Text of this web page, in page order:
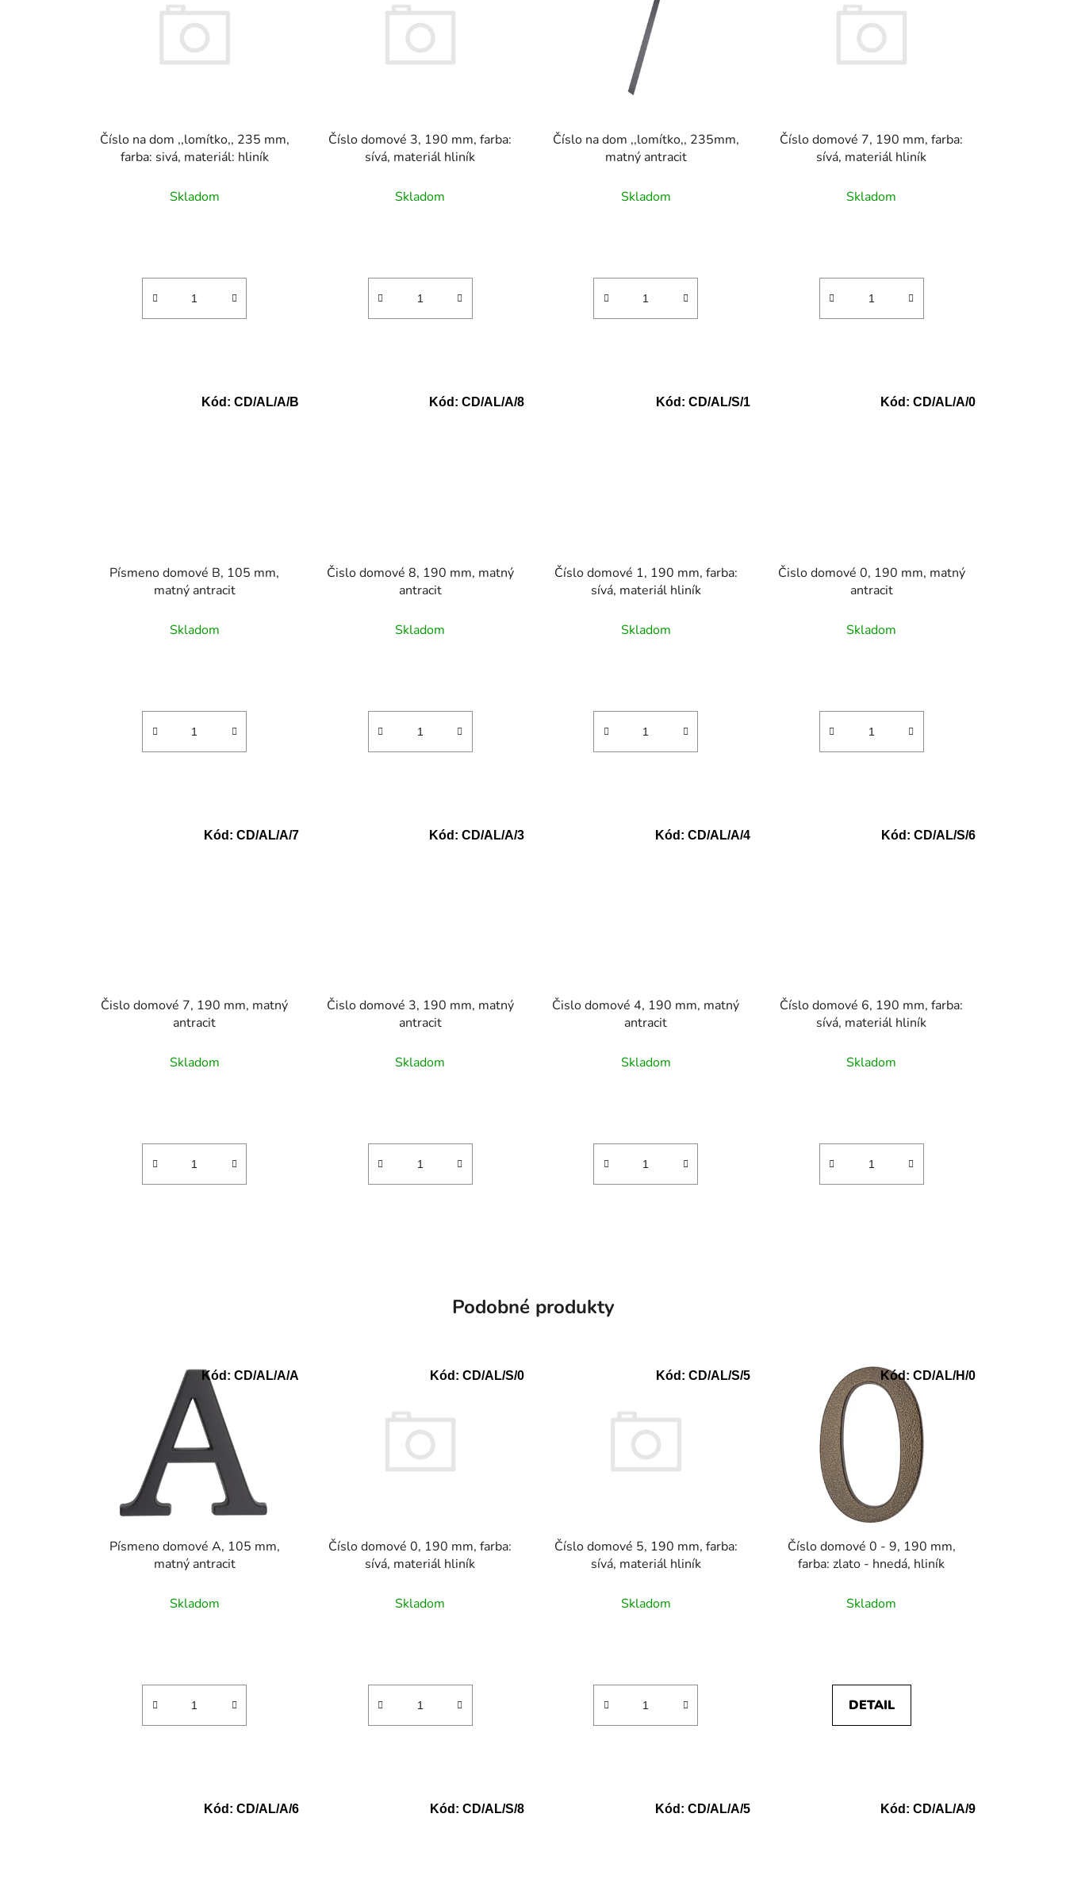
Číslo na dom ,,lomítko,, 235 mm,
farba: sivá, materiál: hliník
Skladom
Číslo domové 3, 190 mm, farba:
sívá, materiál hliník
Skladom
Číslo na dom ,,lomítko,, 235mm,
matný antracit
Skladom
Číslo domové 7, 190 mm, farba:
sívá, materiál hliník
Skladom
Písmeno domové B, 105 mm,
matný antracit
Skladom
Kód: CD/AL/A/B
Čislo domové 8, 190 mm, matný
antracit
Skladom
Kód: CD/AL/A/8
Číslo domové 1, 190 mm, farba:
sívá, materiál hliník
Skladom
Kód: CD/AL/S/1
Čislo domové 0, 190 mm, matný
antracit
Skladom
Kód: CD/AL/A/0
Čislo domové 7, 190 mm, matný
antracit
Skladom
Kód: CD/AL/A/7
Čislo domové 3, 190 mm, matný
antracit
Skladom
Kód: CD/AL/A/3
Čislo domové 4, 190 mm, matný
antracit
Skladom
Kód: CD/AL/A/4
Číslo domové 6, 190 mm, farba:
sívá, materiál hliník
Skladom
Kód: CD/AL/S/6
Podobné produkty
Písmeno domové A, 105 mm,
matný antracit
Skladom
Kód: CD/AL/A/A
Číslo domové 0, 190 mm, farba:
sívá, materiál hliník
Skladom
Kód: CD/AL/S/0
Číslo domové 5, 190 mm, farba:
sívá, materiál hliník
Skladom
Kód: CD/AL/S/5
Číslo domové 0 - 9, 190 mm,
farba: zlato - hnedá, hliník
Skladom
DETAIL
Kód: CD/AL/H/0
Kód: CD/AL/A/6 Kód: CD/AL/S/8 Kód: CD/AL/A/5 Kód: CD/AL/A/9